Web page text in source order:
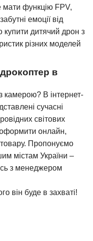
мати функцію FPV,
емоції від
дитячий дрон з
різних моделей
в
камерою? В інтернет-
сучасні
світових
онлайн,
Пропонуємо
містам України –
з менеджером
він буде в захваті!